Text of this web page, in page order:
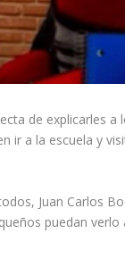
de explicarles a
ir a la escuela y
Juan Carlos
puedan verlo